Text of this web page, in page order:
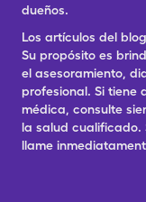
dueños.
Los artículos del
Su propósito es
el asesoramiento,
profesional. Si tiene
médica, consulte
la salud cualificado.
llame